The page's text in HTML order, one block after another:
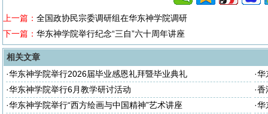
上一篇： 全国政协民宗委调研组在华东神学院调研
下一篇： 华东神学院举行纪念“三自”六十周年讲座
相关文章
·华东神学院举行2026届毕业感恩礼拜暨毕业典礼 ·华
座
·华东神学院举行6月教学研讨活动 ·香
·华东神学院举行“西方绘画与中国精神”艺术讲座 ·华